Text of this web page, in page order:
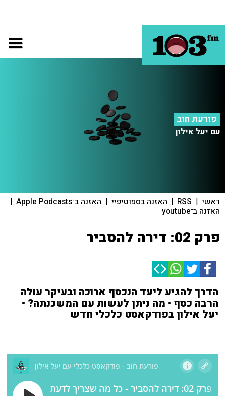
פורעת חוב
עם יעל אילון
ראשי |
RSS
| האזנה בספוטיפיי | האזנה ב־Apple Podcasts |
האזנה ב־youtube
פרק 02: דירה להסביר
הדרך להגיע ליעד הנכסף ארוכה ובעיקר עולה
הרבה כסף • מה ניתן לעשות עם המשכנתה? •
יעל אילון בפודקאסט כלכלי חדש